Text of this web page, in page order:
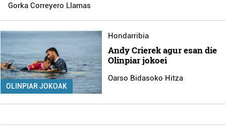
Gorka Correyero Llamas
OLINPIAR JOKOAK
Hondarribia
Andy Crierek agur esan die
Olinpiar jokoei
Oarso Bidasoko Hitza